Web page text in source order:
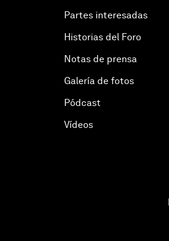
Partes interesadas
Historias del Foro
Notas de prensa
Galería de fotos
Pódcast
Vídeos